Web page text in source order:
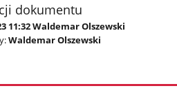
dokumentu
11:32 Waldemar Olszewski
Waldemar Olszewski